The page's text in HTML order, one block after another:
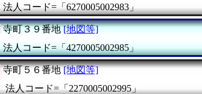
法人コード=「6270005002983」
寺町３９番地 [地図等]
法人コード=「4270005002985」
寺町５６番地 [地図等]
法人コード=「2270005002995」